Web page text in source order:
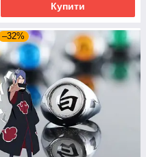
Купити
–32%